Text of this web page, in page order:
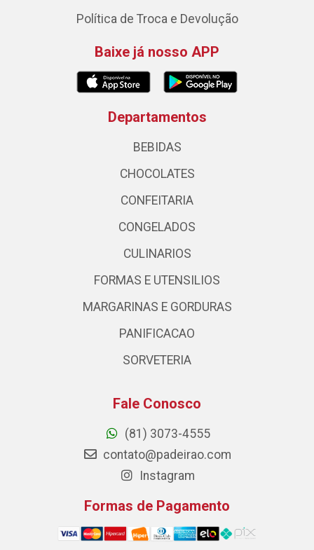
Política de Troca e Devolução
Baixe já nosso APP
Departamentos
BEBIDAS
CHOCOLATES
CONFEITARIA
CONGELADOS
CULINARIOS
FORMAS E UTENSILIOS
MARGARINAS E GORDURAS
PANIFICACAO
SORVETERIA
Fale Conosco
(81) 3073-4555
contato@padeirao.com
Instagram
Formas de Pagamento